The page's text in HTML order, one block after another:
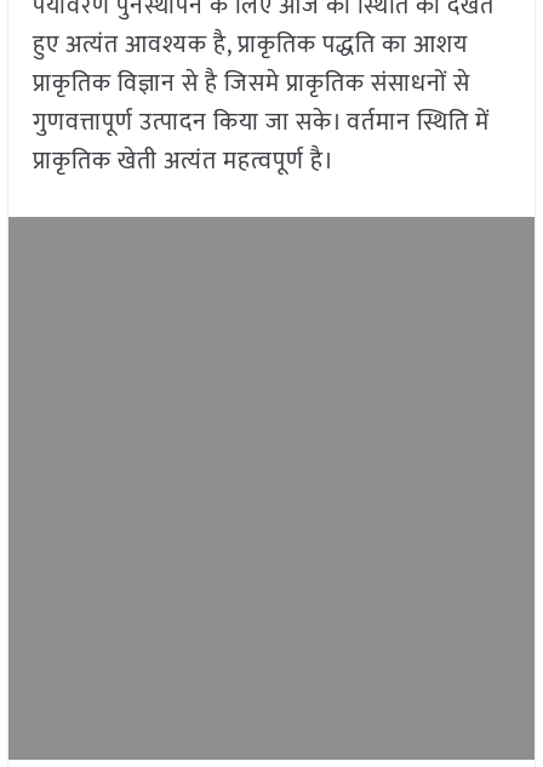
हुए अत्यंत आवश्यक है, प्राकृतिक पद्धति का आशय
प्राकृतिक विज्ञान से है जिसमे प्राकृतिक संसाधनों से
गुणवत्तापूर्ण उत्पादन किया जा सके। वर्तमान स्थिति में
प्राकृतिक खेती अत्यंत महत्वपूर्ण है।